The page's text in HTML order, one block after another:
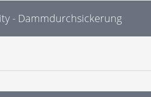
- Dammdurchsickerung